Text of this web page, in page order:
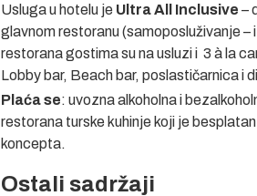
Usluga u hotelu je Ultra All Inclusive –
glavnom restoranu (samoposluživanje
restorana gostima su na usluzi i 3 à la
Lobby bar, Beach bar, poslastičarnica i
Plaća se: uvozna alkoholna i
restorana turske kuhinje koji je
koncepta.
Ostali sadržaji